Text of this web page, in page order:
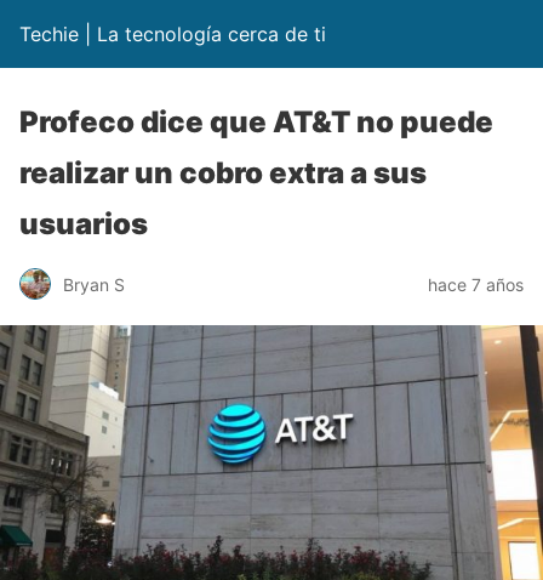
Techie | La tecnología cerca de ti
Profeco dice que AT&T no puede
realizar un cobro extra a sus
usuarios
Bryan S hace 7 años